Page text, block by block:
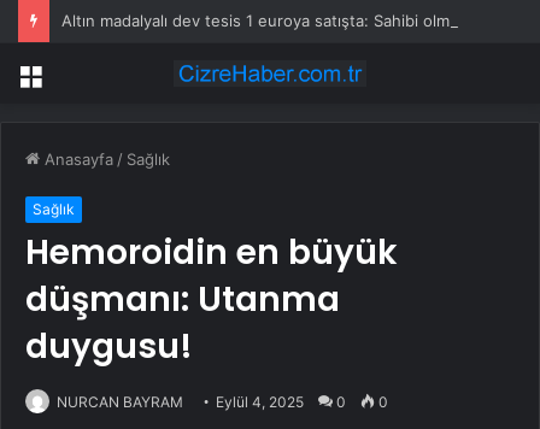
Menü
Anasayfa / Sağlık
Sağlık
Hemoroidin en büyük
düşmanı: Utanma
duygusu!
NURCAN BAYRAM Eylül 4, 2025 0 0